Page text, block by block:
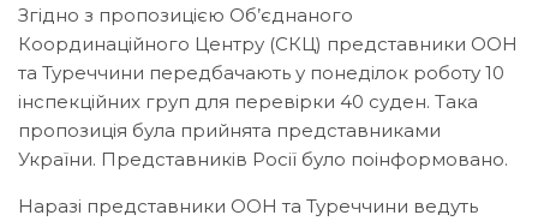
Згідно з пропозицією Об’єднаного
Координаційного Центру (СКЦ) представники ООН
та Туреччини передбачають у понеділок роботу 10
інспекційних груп для перевірки 40 суден. Така
пропозиція була прийнята представниками
України. Представників Росії було поінформовано.
Наразі представники ООН та Туреччини ведуть